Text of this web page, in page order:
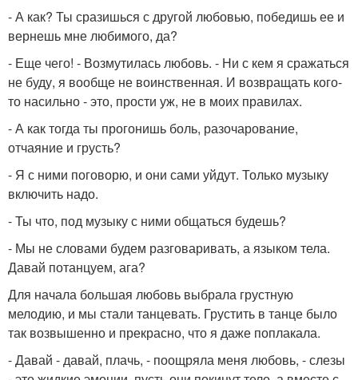
- А как? Ты сразишься с другой любовью, победишь ее и
вернешь мне любимого, да?
- Еще чего! - Возмутилась любовь. - Ни с кем я сражаться
не буду, я вообще не воинственная. И возвращать кого-
то насильно - это, прости уж, не в моих правилах.
- А как тогда ты прогонишь боль, разочарование,
отчаяние и грусть?
- Я с ними поговорю, и они сами уйдут. Только музыку
включить надо.
- Ты что, под музыку с ними общаться будешь?
- Мы не словами будем разговаривать, а языком тела.
Давай потанцуем, ага?
Для начала большая любовь выбрала грустную
мелодию, и мы стали танцевать. Грустить в танце было
так возвышенно и прекрасно, что я даже поплакала.
- Давай - давай, плачь, - поощряла меня любовь, - слезы